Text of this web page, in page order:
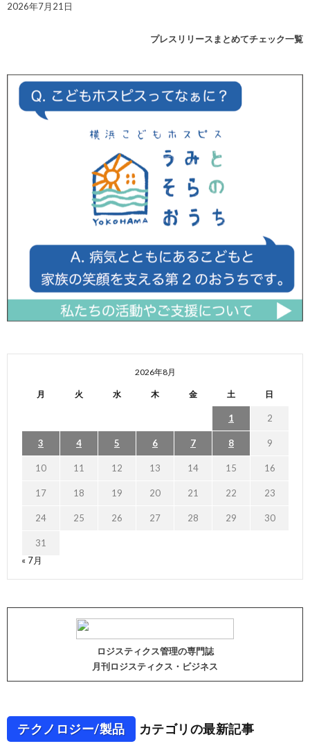
2026年7月21日
プレスリリースまとめてチェック一覧
2026年8月
月 火 水 木 金 土 日
1 2
3 4 5 6 7 8 9
10 11 12 13 14 15 16
17 18 19 20 21 22 23
24 25 26 27 28 29 30
31
« 7月
ロジスティクス管理の専門誌
月刊ロジスティクス・ビジネス
テクノロジー/製品 カテゴリの最新記事